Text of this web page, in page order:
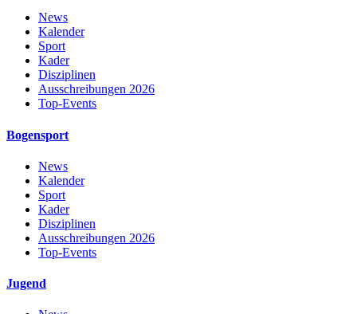
News
Kalender
Sport
Kader
Disziplinen
Ausschreibungen 2026
Top-Events
Bogensport
News
Kalender
Sport
Kader
Disziplinen
Ausschreibungen 2026
Top-Events
Jugend